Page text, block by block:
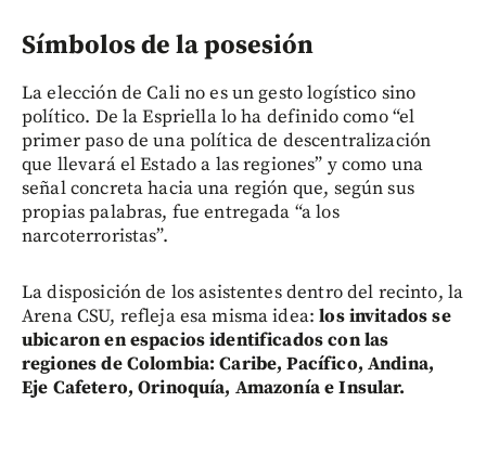
Símbolos de la posesión
La elección de Cali no es un gesto logístico sino
político. De la Espriella lo ha definido como “el
primer paso de una política de descentralización
que llevará el Estado a las regiones” y como una
señal concreta hacia una región que, según sus
propias palabras, fue entregada “a los
narcoterroristas”.
La disposición de los asistentes dentro del recinto, la
Arena CSU, refleja esa misma idea:los invitados se
ubicaron en espacios identificados con las
regiones de Colombia: Caribe, Pacífico, Andina,
Eje Cafetero, Orinoquía, Amazonía e Insular.